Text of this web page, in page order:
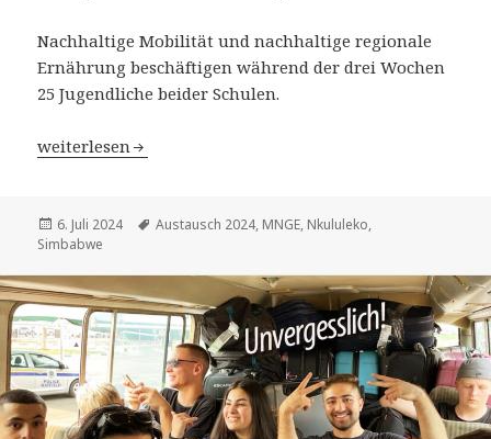
Nachhaltige Mobilität und nachhaltige regionale
Ernährung beschäftigen während der drei Wochen
25 Jugendliche beider Schulen.
Einblicke in den Simbabwe-Austausch 2024: MNGE und
weiterlesen
Veröffentlicht
am
6. Juli 2024 Schlagwörter
Austausch 2024, MNGE, Nkululeko,
Simbabwe